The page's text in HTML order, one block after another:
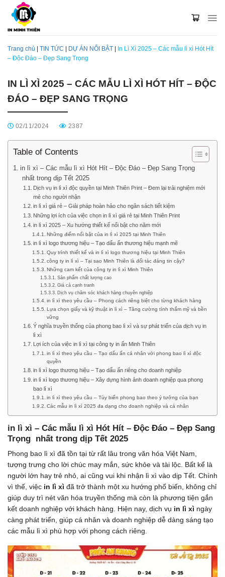
content
Trang chủ TIN TỨC DỰ ÁN NỔI BẬT
In Lì Xì 2025 – Các mẫu lì xì Hót Hít
– Độc Đáo – Đẹp Sang Trọng
IN LÌ XÌ 2025 – CÁC MẪU LÌ XÌ HÓT HÍT – ĐỘC
ĐÁO – ĐẸP SANG TRỌNG
02/11/2024 2387
Table of Contents
in lì xì – Các mẫu lì xì Hót Hít – Độc Đáo – Đẹp Sang Trọng
nhất trong dịp Tết 2025
Dịch vụ in lì xì độc quyền tại Minh Thiên Print – Đem lại trải nghiệm mới
mẻ cho người nhận
in lì xì giá rẻ – Giải pháp hoàn hảo cho ngân sách tiết kiệm
Những lợi ích của việc chọn in lì xì giá rẻ tại Minh Thiên Print
in lì xì 2025 – Xu hướng thiết kế nổi bật cho năm mới
Những điểm nổi bật của in lì xì 2025 tại Minh Thiên
in lì xì logo thương hiệu – Tạo dấu ấn thương hiệu mạnh mẽ
Quy trình thiết kế và in lì xì logo thương hiệu tại Minh Thiên
công ty in lì xì – Tại sao Minh Thiên là đối tác đáng tin cậy?
Những cam kết của công ty in lì xì Minh Thiên
Sản phẩm chất lượng cao
Giá cả cạnh tranh
Dịch vụ chăm sóc khách hàng chuyên nghiệp
in lì xì theo yêu cầu – Phong cách riêng biệt cho từng khách hàng
Lựa chọn giấy và kỹ thuật in lì xì – Tăng cường tính thẩm mỹ và bền
vững
Ý nghĩa truyền thống của phong bao lì xì và sự phát triển của dịch vụ in
lì xì
Lợi ích của việc in lì xì tại công ty in ấn Minh Thiên
in lì xì theo yêu cầu – Tạo dấu ấn cá nhân với phong bao lì xì độc
quyền
in lì xì logo thương hiệu – Tạo dấu ấn riêng cho doanh nghiệp
in lì xì logo thương hiệu – Xây dựng hình ảnh doanh nghiệp qua phong
bao lì xì
in lì xì theo yêu cầu – Tùy biến phong bao theo ý tưởng của bạn
Các mẫu in lì xì 2025 đa dạng cho doanh nghiệp và cá nhân
in lì xì – Các mẫu lì xì Hót Hít – Độc Đáo – Đẹp Sang
Trọng nhất trong dịp Tết 2025
Phong bao lì xì đã tồn tại từ rất lâu trong văn hóa Việt Nam,
tượng trưng cho lời chúc may mắn, sức khỏe và tài lộc. Bất kể là
người lớn hay trẻ nhỏ, ai cũng vui khi nhận lì xì vào dịp Tết. Chính
vì thế, việc in lì xì đã trở thành một xu hướng phổ biến, không chỉ
giúp duy trì nét văn hóa truyền thống mà còn là phương tiện gắn
kết doanh nghiệp với khách hàng. Hiện nay, dịch vụ in lì xì ngày
càng phát triển, giúp cá nhân và doanh nghiệp dễ dàng sáng tạo
các mẫu lì xì phù hợp với phong cách riêng.